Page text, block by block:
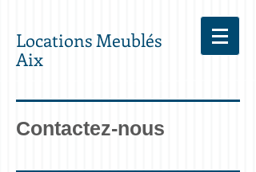
Locations Meublés
Aix
Contactez-nous